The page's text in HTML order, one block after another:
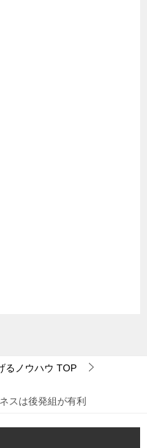
るノウハウ TOP
スは後発組が有利